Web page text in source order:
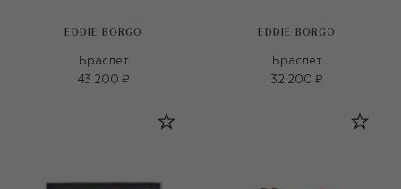
EDDIE BORGO
Браслет
43 200 ₽
EDDIE BORGO
Браслет
32 200 ₽